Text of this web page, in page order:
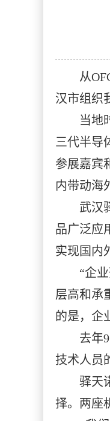
从
汉市组织
当地
三代半导
参展嘉宾
内带动海
武汉
品广泛应
实现国内
“企
层高和承
的是，企
去年
技术人员
驿天
择。两座